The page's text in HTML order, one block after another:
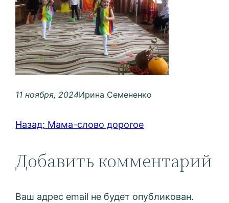
11 ноября, 2024Ирина Семененко
Назад: Мама-слово дорогое
Добавить комментарий
Ваш адрес email не будет опубликован.